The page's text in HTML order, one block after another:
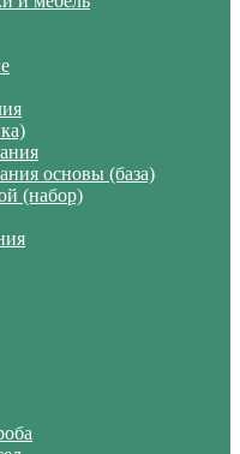
основы (база)
(набор)